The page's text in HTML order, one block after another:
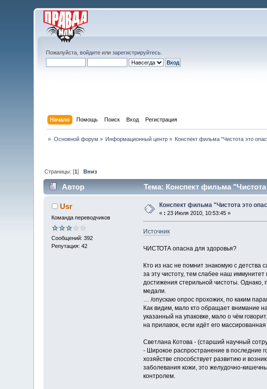
Пожалуйста,войдите илизарегистрируйтесь
Начало Помощь Поиск Вход Регистрация
» Основной форум » Информационный центр » Конспект фильма "Чистота это
Страницы: [1]Вниз
Автор Тема: Конспект фильма
Usr
Команда переводчиков
Сообщений: 392
Репутация: 42
Конспект фильма "Чистота это
« : 23 Июля 2010, 10:53:45 »
Источник
ЧИСТОТА опасна для здоровья?
Кто из нас не помнит знакомую с
за эту чистоту, тем слабее наш
достижения стерильной чистоты.
медали.
… /опускаю опрос прохожих, по каким
Как видим, мало кто обращает внимание
указанный на упаковке, мало о чём
на прилавок, если идёт его
Светлана Котова - (старший научный
- Широкое распространение в последние
хозяйстве способствует развитию и
заболевания кожи, это желудочно-
контролем.